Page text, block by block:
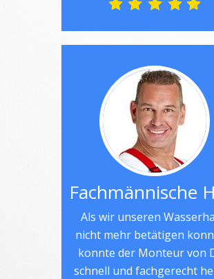
Fachmännische
Als wir unseren
nicht mehr betätigen
konnte der Monteur von
schnell und fachgerecht